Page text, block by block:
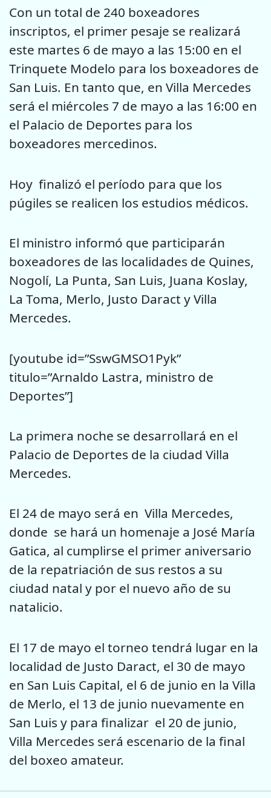
Con un total de 240 boxeadores
inscriptos, el primer pesaje se realizará
este martes 6 de mayo a las 15:00 en el
Trinquete Modelo para los boxeadores de
San Luis. En tanto que, en Villa Mercedes
será el miércoles 7 de mayo a las 16:00 en
el Palacio de Deportes para los
boxeadores mercedinos.
Hoy finalizó el período para que los
púgiles se realicen los estudios médicos.
El ministro informó que participarán
boxeadores de las localidades de Quines,
Nogolí, La Punta, San Luis, Juana Koslay,
La Toma, Merlo, Justo Daract y Villa
Mercedes.
[youtube id=”SswGMSO1Pyk”
titulo=”Arnaldo Lastra, ministro de
Deportes”]
La primera noche se desarrollará en el
Palacio de Deportes de la ciudad Villa
Mercedes.
El 24 de mayo será en Villa Mercedes,
donde se hará un homenaje a José María
Gatica, al cumplirse el primer aniversario
de la repatriación de sus restos a su
ciudad natal y por el nuevo año de su
natalicio.
El 17 de mayo el torneo tendrá lugar en la
localidad de Justo Daract, el 30 de mayo
en San Luis Capital, el 6 de junio en la Villa
de Merlo, el 13 de junio nuevamente en
San Luis y para finalizar el 20 de junio,
Villa Mercedes será escenario de la final
del boxeo amateur.